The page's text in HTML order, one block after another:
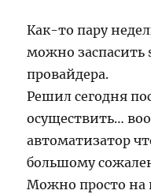
Как-то пару
можно заспасить
провайдера.
Решил сегодня
осуществить…
автоматизатор
большому
Можно просто на